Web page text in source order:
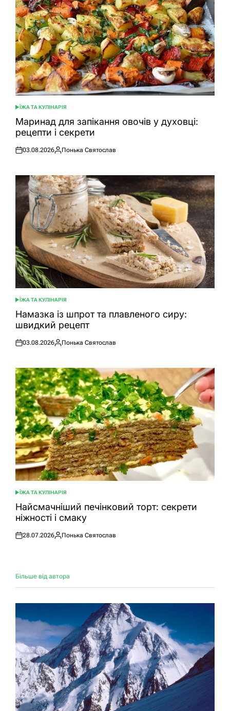
ОПУБЛІКУВАТИ
У
ЇЖА ТА КУЛІНАРІЯ
Маринад для запікання овочів у духовці:
рецепти і секрети
Оприлюднено
03.08.2026
Опубліковано
Понька Святослав
ОПУБЛІКУВАТИ
У
ЇЖА ТА КУЛІНАРІЯ
Намазка із шпрот та плавленого сиру:
швидкий рецепт
Оприлюднено
03.08.2026
Опубліковано
Понька Святослав
ОПУБЛІКУВАТИ
У
ЇЖА ТА КУЛІНАРІЯ
Найсмачніший печінковий торт: секрети
ніжності і смаку
Оприлюднено
28.07.2026
Опубліковано
Понька Святослав
Більше від автора